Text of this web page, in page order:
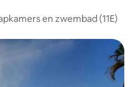
en zwembad (11E)